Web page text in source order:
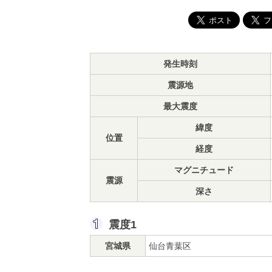
発生時刻
震源地
最大震度
位置
緯度
経度
震源
マグニチュード
深さ
震度1
宮城県 仙台青葉区